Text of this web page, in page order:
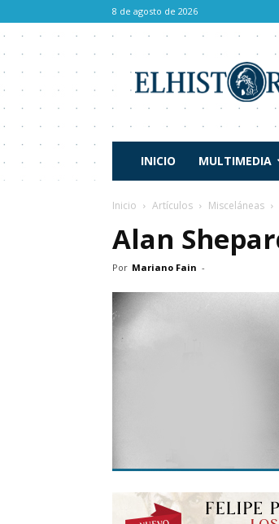
8 de agosto de 2026
Historiador
INICIO MULTIMEDIA
Inicio Artículos Misceláneas
Alan
Por Mariano Fain -